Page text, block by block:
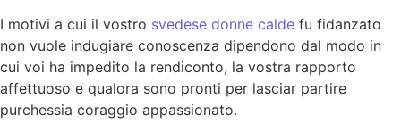
I motivi a cui il vostro svedese donne calde fu fidanzato
non vuole indugiare conoscenza dipendono dal modo in
cui voi ha impedito la rendiconto, la vostra rapporto
affettuoso e qualora sono pronti per lasciar partire
purchessia coraggio appassionato.